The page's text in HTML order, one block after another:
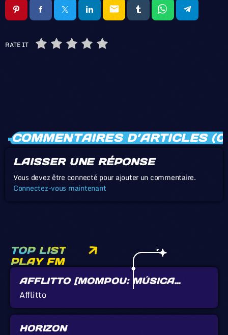
email
RATE IT
COMMENTAIRES D’ARTICLES
LAISSER UNE RÉPONSE
Vous devez être connecté pour ajouter un commentaire.
Connectez-vous maintenant
TOP LIST
PLAY FM
AFFLITTO [MOMPOU: MÚSICA
CALLADA]
Afflitto
HORIZON